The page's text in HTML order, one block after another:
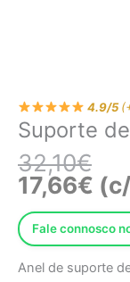
4.9/5
Suporte
32,10€
17,66€
Fale connosco
Anel de suporte